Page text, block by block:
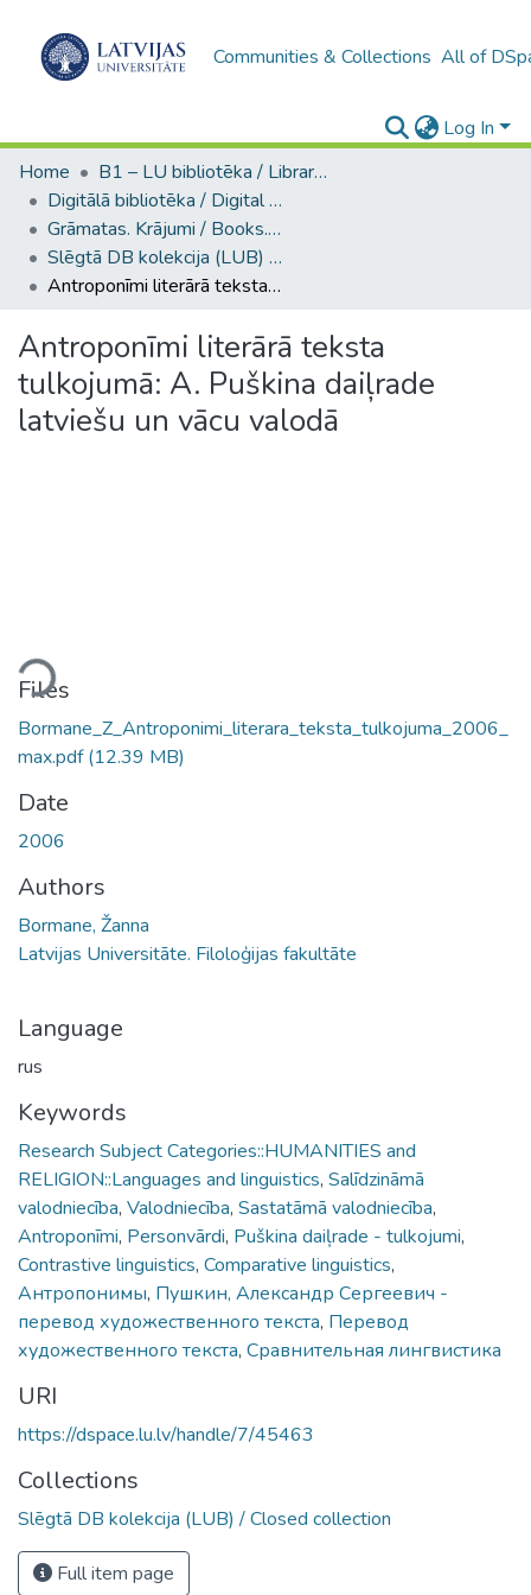
Communities & Collections All of
Log In
Home
B1 – LU bibliotēka / Library of the UL
Digitālā bibliotēka / Digital library
Grāmatas. Krājumi / Books. Collection of articles
Slēgtā DB kolekcija (LUB) / Closed collection
Antroponīmi literārā teksta tulkojumā: A. Puškina daiļrade latviešu un vācu valodā
Antroponīmi literārā teksta
tulkojumā: A. Puškina daiļrade
latviešu un vācu valodā
Files
Bormane_Z_Antroponimi_literara_teksta_tulkojuma_2006_
max.pdf(12.39 MB)
Date
2006
Authors
Bormane, Žanna
Latvijas Universitāte. Filoloģijas fakultāte
Language
rus
Keywords
Research Subject Categories::HUMANITIES and
RELIGION::Languages and linguistics, Salīdzināmā
valodniecība, Valodniecība, Sastatāmā valodniecība,
Antroponīmi, Personvārdi, Puškina daiļrade - tulkojumi,
Contrastive linguistics, Comparative linguistics,
Антропонимы, Пушкин, Александр Сергеевич -
перевод художественного текста, Перевод
художественного текста, Сравнительная лингвистика
URI
https://dspace.lu.lv/handle/7/45463
Collections
Slēgtā DB kolekcija (LUB) / Closed collection
Full item page